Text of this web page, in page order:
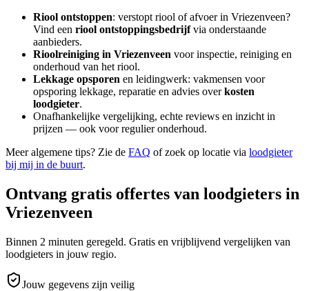
Riool ontstoppen: verstopt riool of afvoer in Vriezenveen?
Vind een riool ontstoppingsbedrijfvia onderstaande
aanbieders.
Rioolreiniging in Vriezenveen voor inspectie, reiniging en
onderhoud van het riool.
Lekkage opsporen en leidingwerk: vakmensen voor
opsporing lekkage, reparatie en advies overkosten
loodgieter.
Onafhankelijke vergelijking, echte reviews en inzicht in
prijzen — ook voor regulier onderhoud.
Meer algemene tips? Zie de FAQ of zoek op locatie via loodgieter
bij mij in de buurt.
Ontvang gratis offertes van loodgieters in
Vriezenveen
Binnen 2 minuten geregeld. Gratis en vrijblijvend vergelijken van
loodgieters in jouw regio.
Jouw gegevens zijn veilig